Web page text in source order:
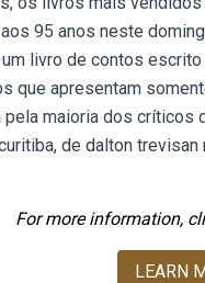
95 anos neste
livro de contos
que apresentam
maioria dos
de dalton
For more information,
LEARN